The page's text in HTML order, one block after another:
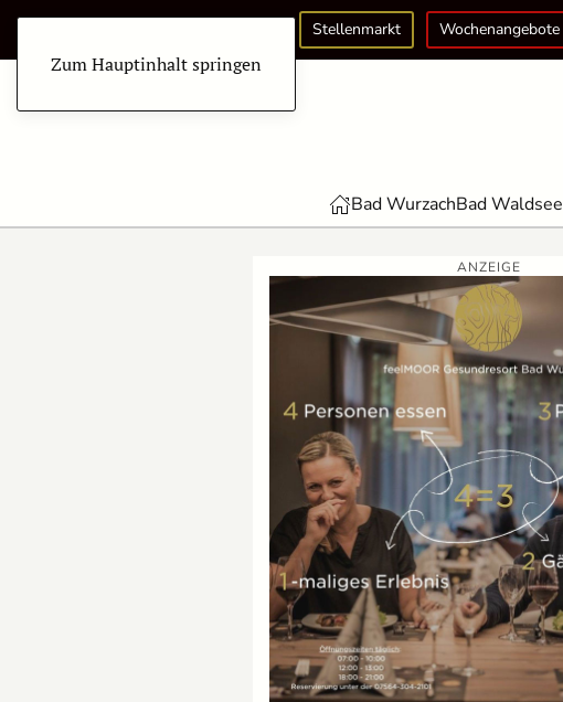
Zum Hauptinhalt springen
Stellenmarkt Wochenangebote
Bad WurzachBad Waldsee
ANZEIGE